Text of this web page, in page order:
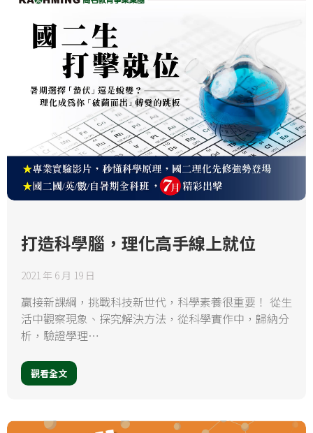
打造科學腦，理化高手線上就位
2021 年 6 月 19 日
贏接新課綱，挑戰科技新世代，科學素養很重要！ 從生
活中觀察現象、探究解決方法，從科學實作中，歸納分
析，驗證學理…
觀看全文